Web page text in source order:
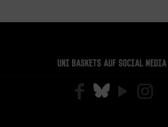
Uni Baskets auf Social Media